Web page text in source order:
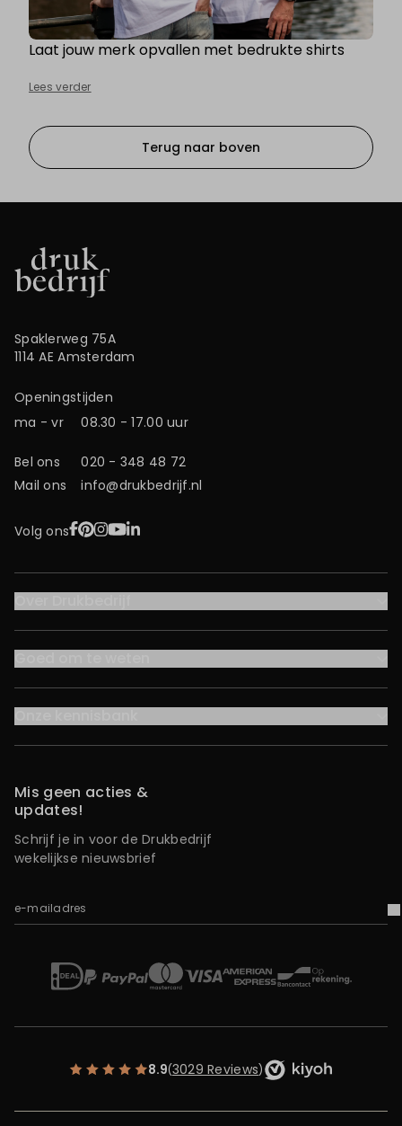
Laat jouw merk opvallen met bedrukte shirts
Lees verder
Terug naar boven
Spaklerweg 75A
1114 AE Amsterdam
Openingstijden
ma - vr
08.30 - 17.00 uur
Bel ons
020 - 348 48 72
Mail ons
info@drukbedrijf.nl
Volg onsFacebook
Pinterest
Instagram
YouTube
LinkedIn
Mis geen acties &
updates!
Schrijf je in voor de Drukbedrijf
wekelijkse nieuwsbrief
e-mailadres
iDEALPaypal Mastercard
Visa American Express
BancontactOp rekening
8.9(3029 Reviews)